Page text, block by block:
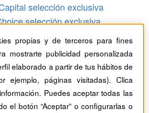
selección exclusiva
selección exclusiva
selección exclusiva
propias y de terceros para fines
mostrarte publicidad personalizada
elaborado a partir de tus hábitos de
ejemplo, páginas visitadas). Clica
Puedes aceptar todas las
el botón “Aceptar” o configurarlas o